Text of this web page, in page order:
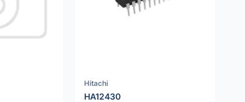
Hitachi
HA12430